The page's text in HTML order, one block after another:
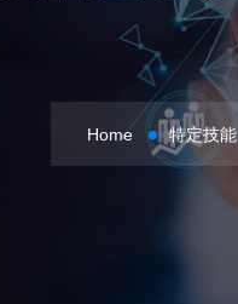
Home 特定技能